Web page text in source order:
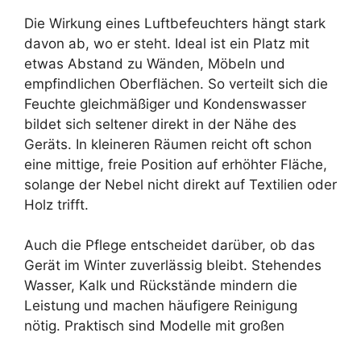
Die Wirkung eines Luftbefeuchters hängt stark
davon ab, wo er steht. Ideal ist ein Platz mit
etwas Abstand zu Wänden, Möbeln und
empfindlichen Oberflächen. So verteilt sich die
Feuchte gleichmäßiger und Kondenswasser
bildet sich seltener direkt in der Nähe des
Geräts. In kleineren Räumen reicht oft schon
eine mittige, freie Position auf erhöhter Fläche,
solange der Nebel nicht direkt auf Textilien oder
Holz trifft.
Auch die Pflege entscheidet darüber, ob das
Gerät im Winter zuverlässig bleibt. Stehendes
Wasser, Kalk und Rückstände mindern die
Leistung und machen häufigere Reinigung
nötig. Praktisch sind Modelle mit großen